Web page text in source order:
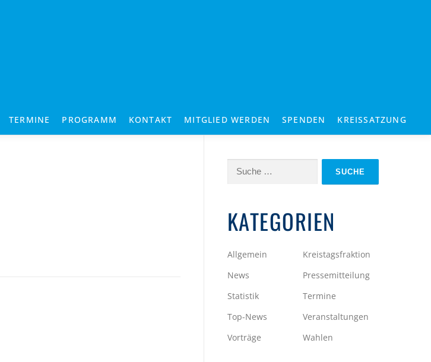
TERMINE PROGRAMM KONTAKT MITGLIED WERDEN SPENDEN KREISSATZUNG
Suche
KATEGORIEN
Allgemein
Kreistagsfraktion
News
Pressemitteilung
Statistik
Termine
Top-News
Veranstaltungen
Vorträge
Wahlen